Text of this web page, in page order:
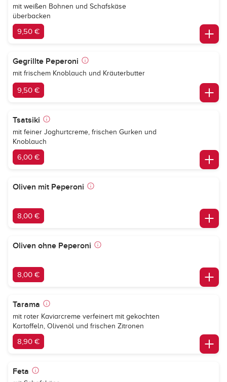
mit weißen Bohnen und Schafskäse
überbacken
9,50 €
Gegrillte Peperoni
mit frischem Knoblauch und Kräuterbutter
9,50 €
Tsatsiki
mit feiner Joghurtcreme, frischen Gurken und
Knoblauch
6,00 €
Oliven mit Peperoni
8,00 €
Oliven ohne Peperoni
8,00 €
Tarama
mit roter Kaviarcreme verfeinert mit gekochten
Kartoffeln, Olivenöl und frischen Zitronen
8,90 €
Feta